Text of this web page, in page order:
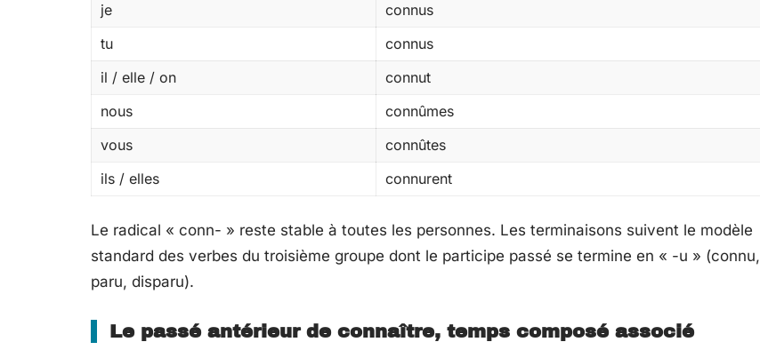
je
connus
tu
connus
il / elle / on
connut
nous
connûmes
vous
connûtes
ils / elles
connurent
Le radical « conn- » reste stable à toutes les personnes. Les terminaisons suivent le modèle
standard des verbes du troisième groupe dont le participe passé se termine en « -u » (connu,
paru, disparu).
Le passé antérieur de connaître, temps composé associé